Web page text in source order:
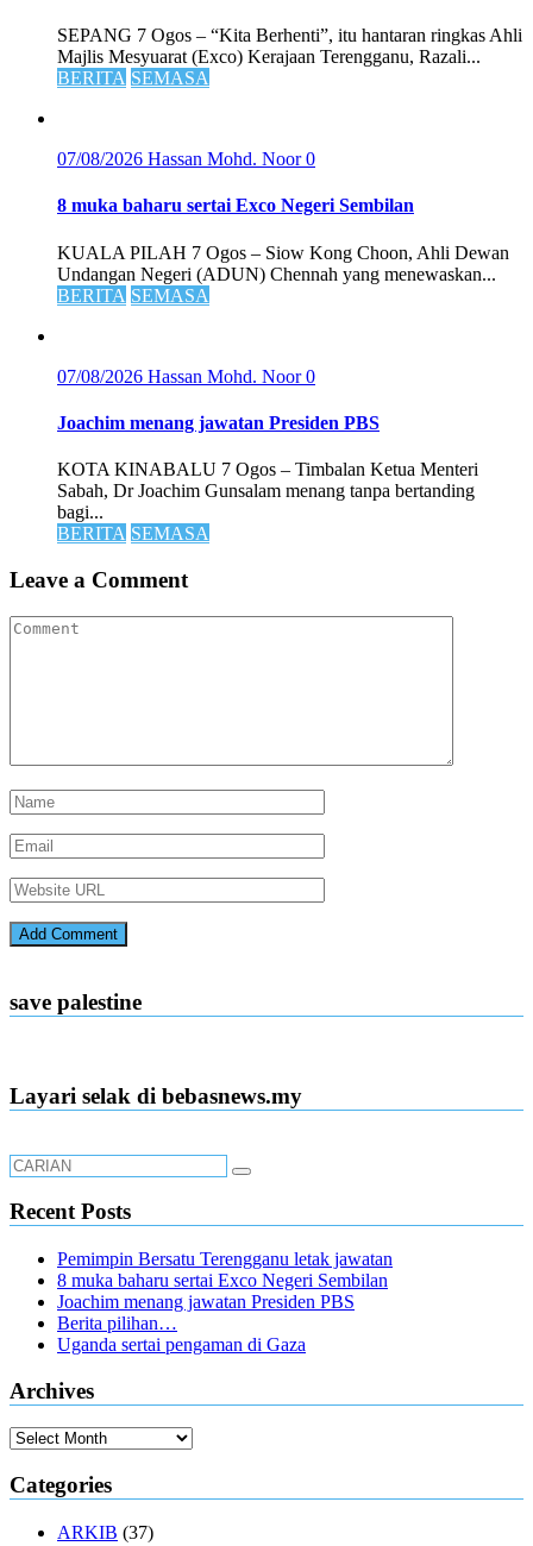
SEPANG 7 Ogos – “Kita Berhenti”, itu hantaran ringkas Ahli
Majlis Mesyuarat (Exco) Kerajaan Terengganu, Razali...
BERITA SEMASA
07/08/2026 Hassan Mohd. Noor0
8 muka baharu sertai Exco Negeri Sembilan
KUALA PILAH 7 Ogos – Siow Kong Choon, Ahli Dewan
Undangan Negeri (ADUN) Chennah yang menewaskan...
BERITA SEMASA
07/08/2026 Hassan Mohd. Noor0
Joachim menang jawatan Presiden PBS
KOTA KINABALU 7 Ogos – Timbalan Ketua Menteri
Sabah, Dr Joachim Gunsalam menang tanpa bertanding
bagi...
BERITA SEMASA
Leave a Comment
save palestine
Layari selak di bebasnews.my
Recent Posts
Pemimpin Bersatu Terengganu letak jawatan
8 muka baharu sertai Exco Negeri Sembilan
Joachim menang jawatan Presiden PBS
Berita pilihan…
Uganda sertai pengaman di Gaza
Archives
Archives
Categories
ARKIB (37)